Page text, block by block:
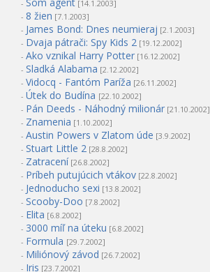
-
[14.1.2003]
- 8 žien [7.1.2003]
- James Bond: Dnes neumieraj [2.1.2003]
- Dvaja pátrači: Spy Kids 2 [19.12.2002]
- Ako vznikal Harry Potter [16.12.2002]
- Sladká Alabama [2.12.2002]
- Vidocq - Fantóm Paríža [26.11.2002]
- Útek do Budína [22.10.2002]
- Pán Deeds - Náhodný milionár [21.10.2002]
- Znamenia [1.10.2002]
- Austin Powers v Zlatom úde [3.9.2002]
- Stuart Little 2 [28.8.2002]
- Zatracení[26.8.2002]
- Príbeh putujúcich vtákov [22.8.2002]
- Jednoducho sexi [13.8.2002]
- Scooby-Doo [7.8.2002]
- Elita [6.8.2002]
- 3000 míľ na úteku [6.8.2002]
- Formula [29.7.2002]
- Miliónový závod [26.7.2002]
- Iris [23.7.2002]